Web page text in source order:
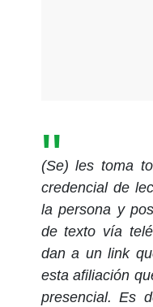
(Se) les toma
credencial de
la persona y
de texto vía
dan a un link
esta afiliación
presencial. Es